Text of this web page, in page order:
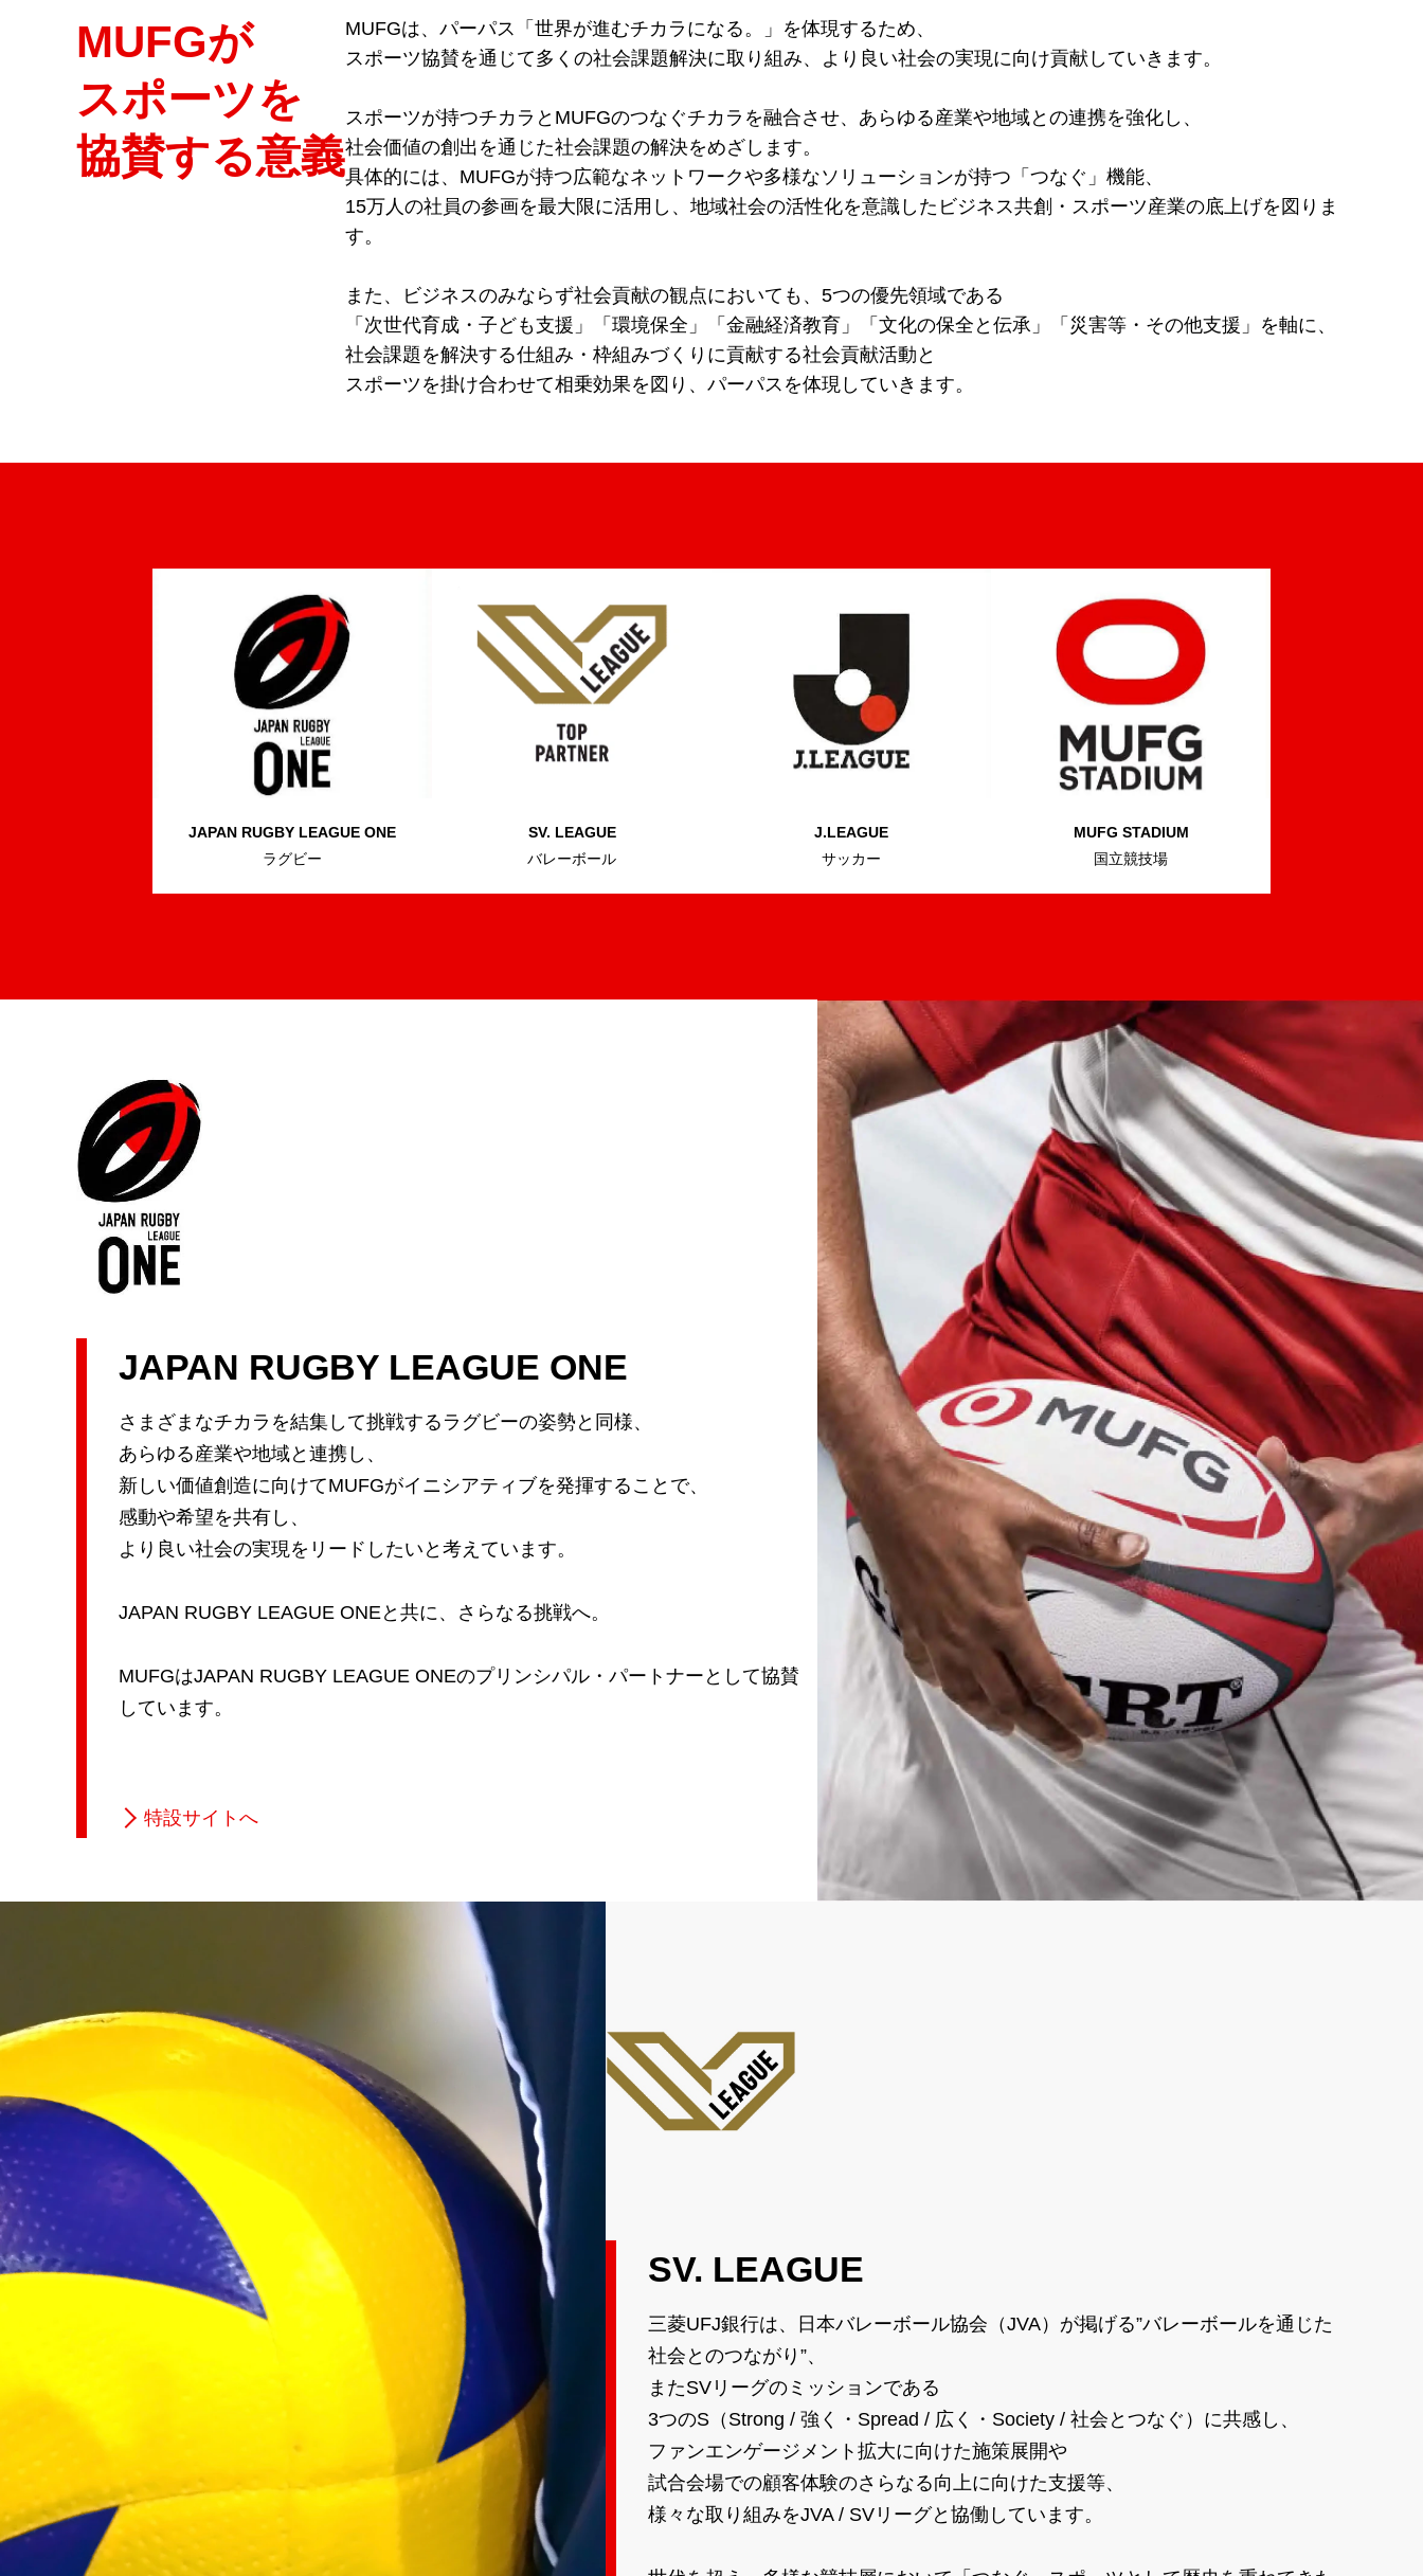
MUFGが
スポーツを
協賛する意義
MUFGは、 パーパス「世界が進むチカラになる。」を体現するため、
スポーツ協賛を通じて多くの社会課題解決に取り組み、 より良い社会の実現に向け貢献していきます。
スポーツが持つチカラと MUFGのつなぐチカラを融合させ、 あらゆる産業や地域との連携を強化し、
社会価値の創出を通じた社会課題の解決をめざします。
具体的には、 MUFGが持つ広範なネットワークや多様なソリューションが持つ「つなぐ」機能、
15万人の社員の参画を最大限に活用し、 地域社会の活性化を意識したビジネス共創 ・スポーツ産業の底上げを図りま
す。
また、ビジネスのみならず社会貢献の観点においても、5つの優先領域である
「次世代育成・子ども支援」「環境保全」
「金融経済教育」「文化の保全と伝承」
「災害等・その他支援」を軸に、
社会課題を解決する仕組み ・枠組みづくりに貢献する社会貢献活動と
スポーツを掛け合わせて相乗効果を図り、 パーパスを体現していきます。
JAPAN RUGBY LEAGUE ONE
ラグビー
SV. LEAGUE
バレーボール
J.LEAGUE
サッカー
MUFG STADIUM
国立競技場
JAPAN RUGBY LEAGUE ONE
さまざまなチカラを結集して挑戦するラグビーの姿勢と同様、
あらゆる産業や地域と連携し、
新しい価値創造に向けてMUFGがイニシアティブを発揮することで、
感動や希望を共有し、
より良い社会の実現をリードしたいと考えています。
JAPAN RUGBY LEAGUE ONEと共に、 さらなる挑戦へ。
MUFGはJAPAN RUGBY LEAGUE ONEのプリンシパル・パートナーとして協賛
しています。
特設サイトへ
SV. LEAGUE
三菱UFJ銀行は、 日本バレーボール協会（JVA）が掲げる”バレーボールを通じた
社会とのつながり”、
またSVリーグのミッションである
3つのS（Strong / 強く・Spread / 広く・ Society / 社会とつなぐ）に共感し、
ファンエンゲージメント拡大に向けた施策展開や
試合会場での顧客体験のさらなる向上に向けた支援等、
様々な取り組みをJVA / SVリーグと協働しています。